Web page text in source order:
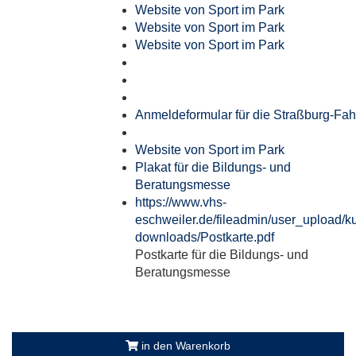
Website von Sport im Park
Website von Sport im Park
Website von Sport im Park
Anmeldeformular für die Straßburg-
Website von Sport im Park
Plakat für die Bildungs- und
Beratungsmesse
https://www.vhs-
eschweiler.de/fileadmin/user_upload/
downloads/Postkarte.pdf
Postkarte für die Bildungs- und
Beratungsmesse
in den Warenkorb